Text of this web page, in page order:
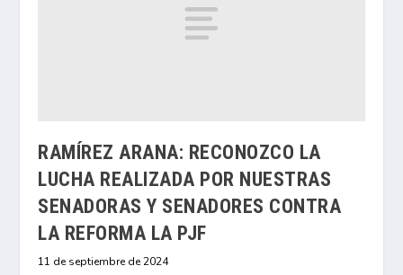
RAMÍREZ ARANA: RECONOZCO LA
LUCHA REALIZADA POR NUESTRAS
SENADORAS Y SENADORES CONTRA
LA REFORMA LA PJF
11 de septiembre de 2024